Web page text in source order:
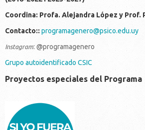
Coordina: Profa. Alejandra López y Prof.
Contacto:: programagenero@psico.edu.uy
Instagram: @programagenero
Grupo autoidentificado CSIC
Proyectos especiales del Programa
19c214d7-810f-4306-ba0f-
0cd29996aa7f.jpeg